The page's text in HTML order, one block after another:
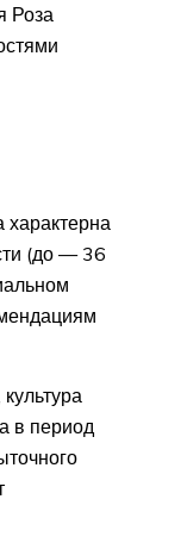
Роза
(до — 36
в период